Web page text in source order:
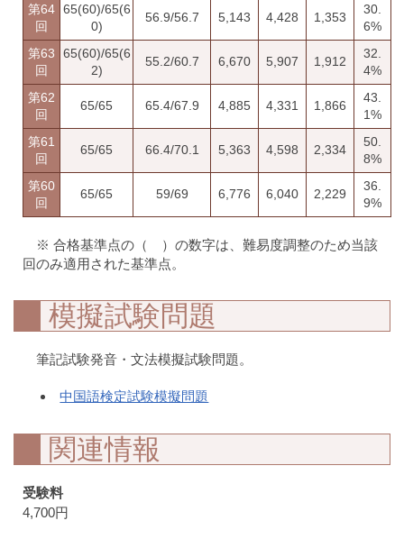
第64
回
65(60)/65(6
0)
56.9/56.7 5,143 4,428 1,353
30.
6%
第63
回
65(60)/65(6
2)
55.2/60.7 6,670 5,907 1,912
32.
4%
第62
回
65/65 65.4/67.9 4,885 4,331 1,866
43.
1%
第61
回
65/65 66.4/70.1 5,363 4,598 2,334
50.
8%
第60
回
65/65 59/69 6,776 6,040 2,229
36.
9%
※ 合格基準点の（ ）の数字は、難易度調整のため当該
回のみ適用された基準点。
模擬試験問題
筆記試験発音・文法模擬試験問題。
中国語検定試験模擬問題
関連情報
受験料
4,700円